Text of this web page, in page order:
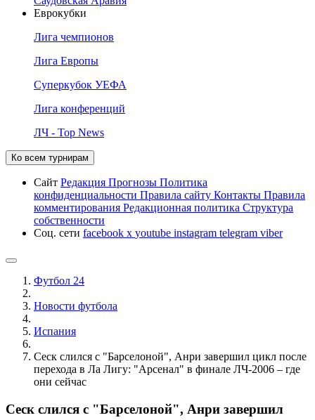
Еврокубки
Лига чемпионов
Лига Европы
Суперкубок УЕФА
Лига конференций
ЛЧ - Top News
Ко всем турнирам
Сайт Редакция Прогнозы Политика
конфиденциальности Правила сайту Контакты Правила
комментирования Редакционная политика Структура
собственности
Соц. сети facebook x youtube instagram telegram viber
Футбол 24
Новости футбола
Испания
Сеск слился с "Барселоной", Анри завершил цикл после
перехода в Ла Лигу: "Арсенал" в финале ЛЧ-2006 – где
они сейчас
Сеск слился с "Барселоной", Анри завершил